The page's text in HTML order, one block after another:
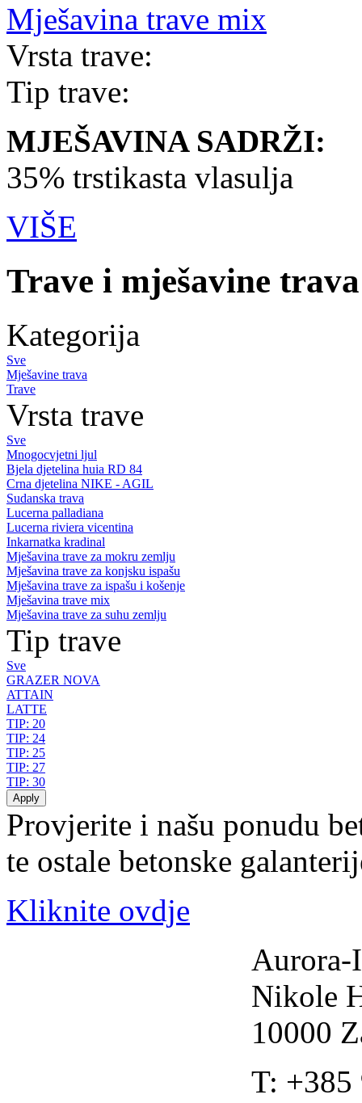
Mješavina trave mix
Vrsta trave:
Tip trave:
MJEŠAVINA SADRŽI:
35% trstikasta vlasulja
VIŠE
Trave i mješavine trava
Kategorija
Sve
Mješavine trava
Trave
Vrsta trave
Sve
Mnogocvjetni ljul
Bjela djetelina huia RD 84
Crna djetelina NIKE - AGIL
Sudanska trava
Lucerna palladiana
Lucerna riviera vicentina
Inkarnatka kradinal
Mješavina trave za mokru zemlju
Mješavina trave za konjsku ispašu
Mješavina trave za ispašu i košenje
Mješavina trave mix
Mješavina trave za suhu zemlju
Tip trave
Sve
GRAZER NOVA
ATTAIN
LATTE
TIP: 20
TIP: 24
TIP: 25
TIP: 27
TIP: 30
Provjerite i našu ponudu
te ostale betonske
Kliknite ovdje
Aurora-
Nikole
10000
T: +385